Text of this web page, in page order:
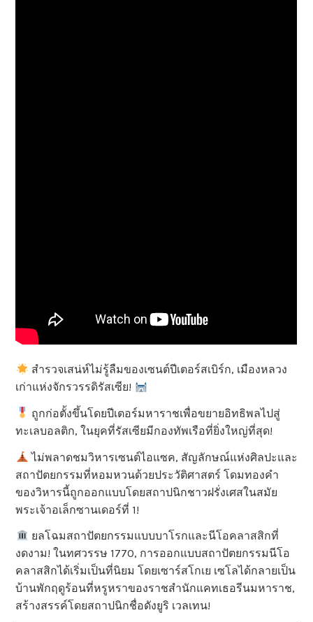
สำรวจเสน่ห์ไม่รู้ลืมของเซนต์ปีเตอร์สเบิร์ก, เมืองหลวง
เก่าแห่งจักรวรรดิรัสเซีย!
ถูกก่อตั้งขึ้นโดยปีเตอร์มหาราชเพื่อขยายอิทธิพลไปสู่
ทะเลบอลติก, ในยุคที่รัสเซียมีกองทัพเรือที่ยิ่งใหญ่ที่สุด!
ไม่พลาดชมวิหารเซนต์ไอแซค, สัญลักษณ์แห่งศิลปะและ
สถาปัตยกรรมที่หอมหวนด้วยประวัติศาสตร์ โดมทองคำ
ของวิหารนี้ถูกออกแบบโดยสถาปนิกชาวฝรั่งเศสในสมัย
พระเจ้าอเล็กซานเดอร์ที่ 1!
ยลโฉมสถาปัตยกรรมแบบบาโรกและนีโอคลาสสิกที่
งดงาม! ในทศวรรษ 1770, การออกแบบสถาปัตยกรรมนีโอ
คลาสสิกได้เริ่มเป็นที่นิยม โดยเซาร์สโกเย เซโลได้กลายเป็น
บ้านพักฤดูร้อนที่หรูหราของราชสำนักแคทเธอรีนมหาราช,
สร้างสรรค์โดยสถาปนิกชื่อดังยูริ เวลเทน!